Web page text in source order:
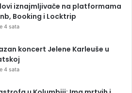
lovi iznajmljivače na platformama
Booking i Locktrip
4 sata
koncert Jelene Karleuše u
4 sata